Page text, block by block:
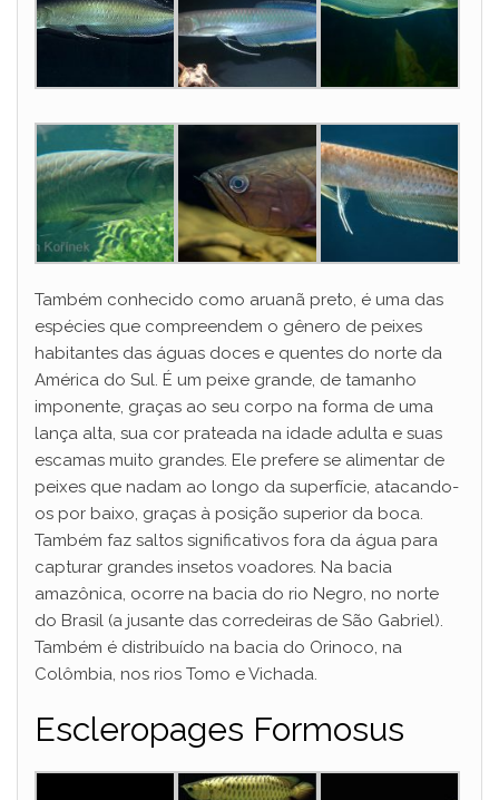
Também conhecido como aruanã preto, é uma das
espécies que compreendem o gênero de peixes
habitantes das águas doces e quentes do norte da
América do Sul. É um peixe grande, de tamanho
imponente, graças ao seu corpo na forma de uma
lança alta, sua cor prateada na idade adulta e suas
escamas muito grandes. Ele prefere se alimentar de
peixes que nadam ao longo da superfície, atacando-
os por baixo, graças à posição superior da boca.
Também faz saltos significativos fora da água para
capturar grandes insetos voadores. Na bacia
amazônica, ocorre na bacia do rio Negro, no norte
do Brasil (a jusante das corredeiras de São Gabriel).
Também é distribuído na bacia do Orinoco, na
Colômbia, nos rios Tomo e Vichada.
Escleropages Formosus